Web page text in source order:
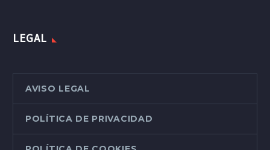
LEGAL
AVISO LEGAL
POLÍTICA DE PRIVACIDAD